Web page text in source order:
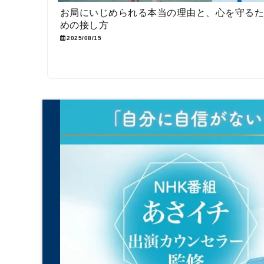
お局にいじめられる本当の理由と、心を守るた
めの接し方
2025/08/15